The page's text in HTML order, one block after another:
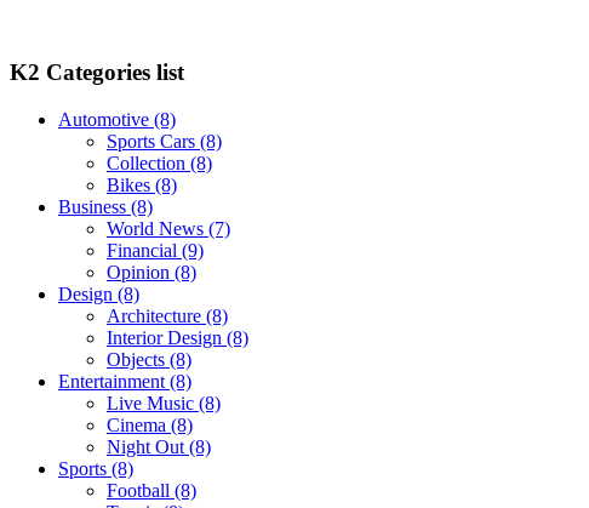
K2 Categories list
Automotive (8)
Sports Cars (8)
Collection (8)
Bikes (8)
Business (8)
World News (7)
Financial (9)
Opinion (8)
Design (8)
Architecture (8)
Interior Design (8)
Objects (8)
Entertainment (8)
Live Music (8)
Cinema (8)
Night Out (8)
Sports (8)
Football (8)